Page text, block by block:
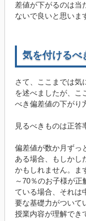
差値が下がるのは当
ないで良いと思いま
気を付けるべ
さて、ここまでは気
を述べましたが、こ
べき偏差値の下がり
見るべきものは正答
偏差値が数か月ずっ
ある場合、もしかし
かもしれません。ま
～70％のお子様が
ている場合、それは
要な基礎力がついて
授業内容が理解でき